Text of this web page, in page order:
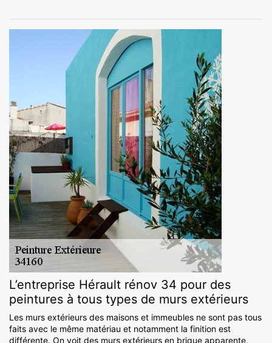
L’entreprise Hérault rénov 34 pour des
peintures à tous types de murs extérieurs
Les murs extérieurs des maisons et immeubles ne sont pas tous
faits avec le même matériau et notamment la finition est
différente. On voit des murs extérieurs en brique apparente,